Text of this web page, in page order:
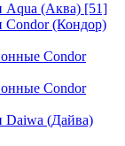
Aqua (Аква) [51]
Condor (Кондор)
Condor
Condor
Daiwa (Дайва)